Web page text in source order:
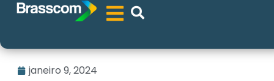
janeiro 9, 2024